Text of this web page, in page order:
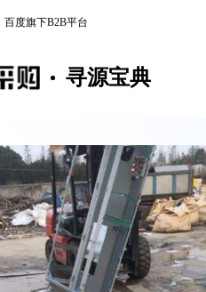
百度旗下B2B平台
寻源宝典